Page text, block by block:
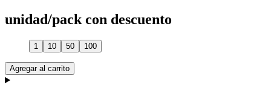
unidad/pack con descuento
1 10 50 100
Agregar al carrito